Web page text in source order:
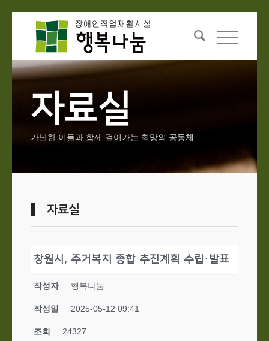
자료실
가난한 이들과 함께 걸어가는 희망의 공동체
자료실
창원시, 주거복지 종합 추진계획 수립·발표
작성자 행복나눔
작성일 2025-05-12 09:41
조회 24327